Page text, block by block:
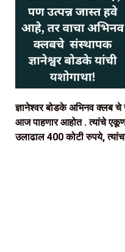
ज्ञानेश्वर बोडके अभिनव क्लब
आज पाहणार आहोत . त्यांचे
उलाढाल 400 कोटी रुपये,